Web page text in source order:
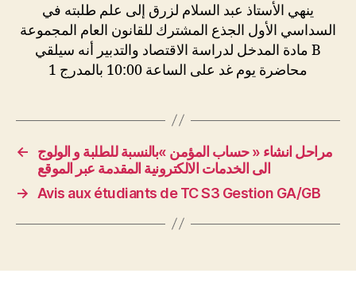
ينهي الأستاذ عبد السلام لزرق إلى علم طلبته في
السداسي الأول الجذع المشترك للقانون العام المجموعة
B مادة المدخل لدراسة الاقتصاد والتدبير أنه سيلقي
محاضرة يوم غد على الساعة 10:00 بالمدرج 1
←
مراحل انشاء « حساب المؤمن »بالنسبة للطلبة و الولوج
الى الخدمات الالكترونية المقدمة عبر الموقع
→
Avis aux étudiants de TC S3 Gestion GA/GB